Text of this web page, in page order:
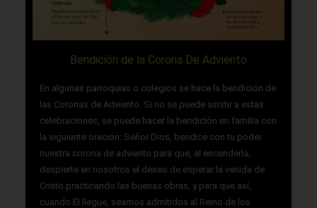
Bendición de la Corona De Adviento
En algunas parroquias o colegios se hace la bendición de
las Coronas de Adviento. Si no se puede asistir a estas
celebraciones, se puede hacer la bendición en familia con
la siguiente oración: Señor Dios, bendice con tu poder
nuestra corona de adviento para que, al encenderla,
despierte en nosotros el deseo de esperar la venida de
Cristo practicando las buenas obras, y para que así,
cuando Él llegue, seamos admitidos al Reino de los